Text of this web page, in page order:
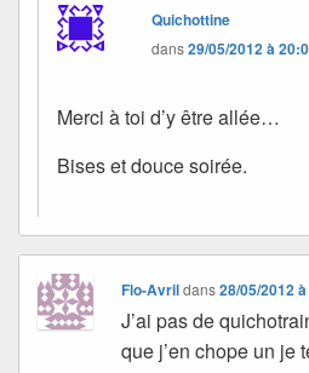
Quichottine
dans29/05/2012 à
Merci à toi d’y être allée…
Bises et douce soirée.
Flo-Avrildans28/05/2012
J’ai pas de
que j’en chope un je